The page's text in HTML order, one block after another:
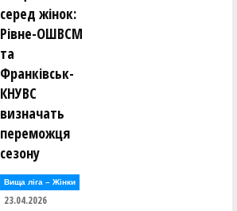
серед жінок:
Рівне-ОШВСМ
та
Франківськ-
КНУВС
визначать
переможця
сезону
Вища лiга – Жiнки
23.04.2026